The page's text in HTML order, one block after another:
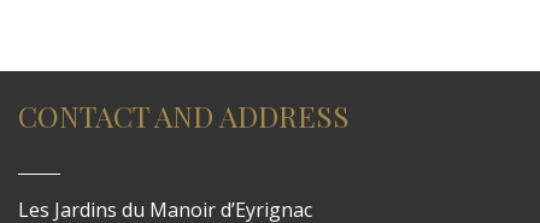
CONTACT AND ADDRESS
Les Jardins du Manoir d’Eyrignac